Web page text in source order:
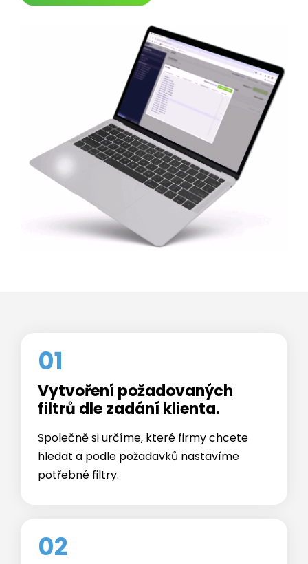
01
Vytvoření požadovaných
filtrů dle zadání klienta.
Společně si určíme, které firmy chcete
hledat a podle požadavků nastavíme
potřebné filtry.
02